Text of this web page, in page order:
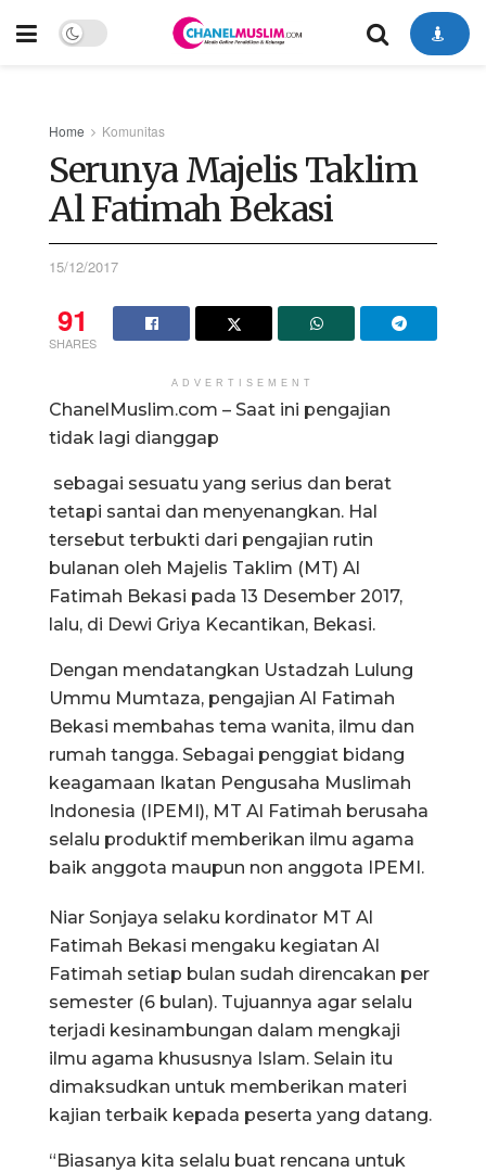
Home Komunitas
Serunya Majelis Taklim
Al Fatimah Bekasi
15/12/2017
91
SHARES
ADVERTISEMENT
ChanelMuslim.com – Saat ini pengajian
tidak lagi dianggap
sebagai sesuatu yang serius dan berat
tetapi santai dan menyenangkan. Hal
tersebut terbukti dari pengajian rutin
bulanan oleh Majelis Taklim (MT) Al
Fatimah Bekasi pada 13 Desember 2017,
lalu, di Dewi Griya Kecantikan, Bekasi.
Dengan mendatangkan Ustadzah Lulung
Ummu Mumtaza, pengajian Al Fatimah
Bekasi membahas tema wanita, ilmu dan
rumah tangga. Sebagai penggiat bidang
keagamaan Ikatan Pengusaha Muslimah
Indonesia (IPEMI), MT Al Fatimah berusaha
selalu produktif memberikan ilmu agama
baik anggota maupun non anggota IPEMI.
Niar Sonjaya selaku kordinator MT Al
Fatimah Bekasi mengaku kegiatan Al
Fatimah setiap bulan sudah direncakan per
semester (6 bulan). Tujuannya agar selalu
terjadi kesinambungan dalam mengkaji
ilmu agama khususnya Islam. Selain itu
dimaksudkan untuk memberikan materi
kajian terbaik kepada peserta yang datang.
“Biasanya kita selalu buat rencana untuk